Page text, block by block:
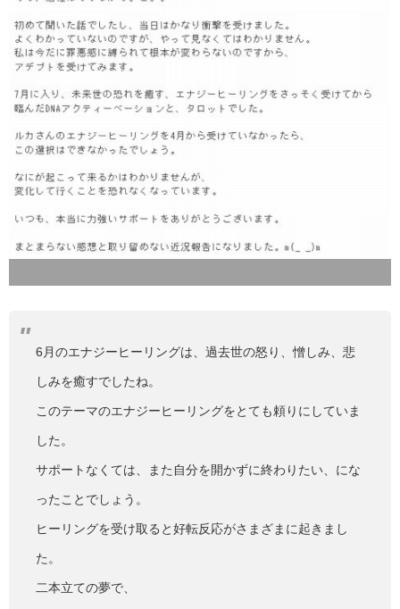
6月のエナジーヒーリングは、過去世の怒り、憎しみ、悲
しみを癒すでしたね。
このテーマのエナジーヒーリングをとても頼りにしていま
した。
サポートなくては、また自分を開かずに終わりたい、にな
ったことでしょう。
ヒーリングを受け取ると好転反応がさまざまに起きまし
た。
二本立ての夢で、